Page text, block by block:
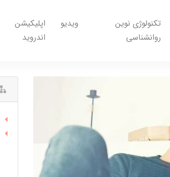
تکنولوژی نوین
روانشناسی
ویدیو
اپلیکیشن
اندروید